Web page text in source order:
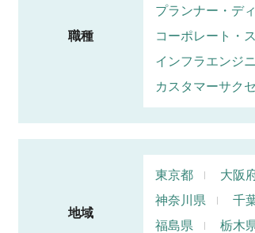
職種
プランナー・デ
コーポレート・
インフラエンジ
カスタマーサク
地域
東京都 大阪
神奈川県
千
福島県
栃木